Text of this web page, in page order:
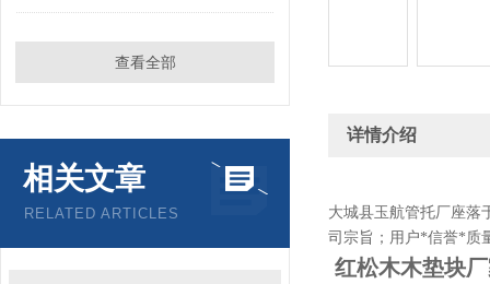
查看全部
相关文章
RELATED ARTICLES
详情介绍
大城县玉航管托厂座落
司宗旨；用户*信誉*质
红松木木垫块